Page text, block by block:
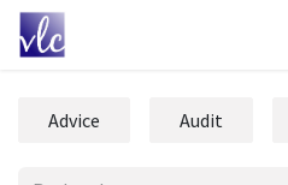
Se rendre au contenu
Advice Audit